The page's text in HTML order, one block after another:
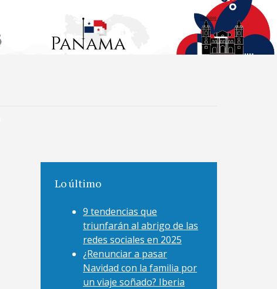
Lo último
9 tendencias que
triunfarán al abrigo de las
redes sociales en 2025
¿Renunciar a pasar
Navidad con la familia por
un viaje soñado? Iberia